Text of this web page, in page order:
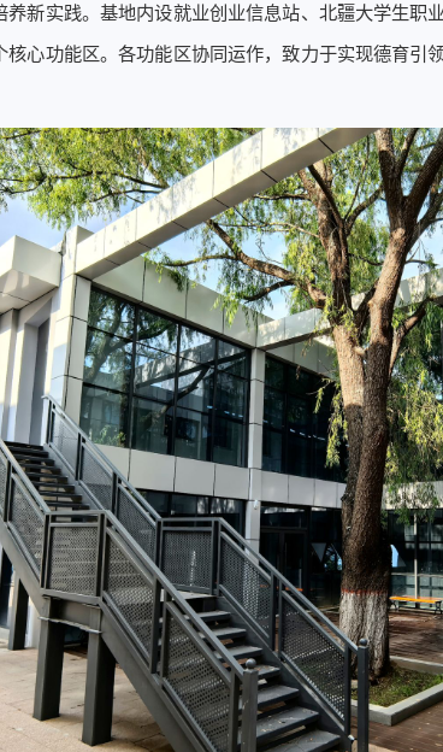
新实践。基地内设就业创业信息站、北疆大学生职
心功能区。各功能区协同运作，致力于实现德育